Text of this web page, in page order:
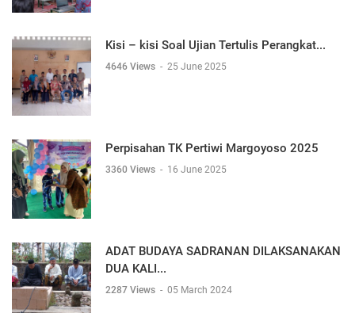
Kisi – kisi Soal Ujian Tertulis Perangkat...
4646 Views - 25 June 2025
Perpisahan TK Pertiwi Margoyoso 2025
3360 Views - 16 June 2025
ADAT BUDAYA SADRANAN DILAKSANAKAN
DUA KALI...
2287 Views - 05 March 2024